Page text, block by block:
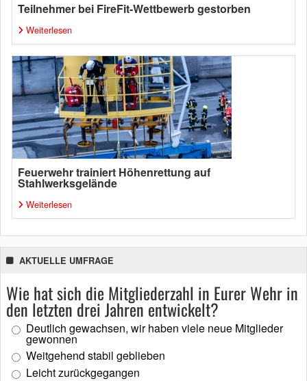
Teilnehmer bei FireFit-Wettbewerb gestorben
Weiterlesen
Feuerwehr trainiert Höhenrettung auf
Stahlwerksgelände
Weiterlesen
AKTUELLE UMFRAGE
Wie hat sich die Mitgliederzahl in Eurer Wehr in
den letzten drei Jahren entwickelt?
Deutlich gewachsen, wir haben viele neue Mitglieder
gewonnen
Weitgehend stabil geblieben
Leicht zurückgegangen